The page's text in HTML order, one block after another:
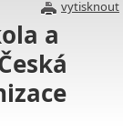
vytisknout
a